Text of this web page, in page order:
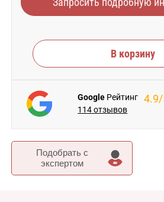
Подобрать c
экспертом
В корзину
Google Рейтинг
114 отзывов